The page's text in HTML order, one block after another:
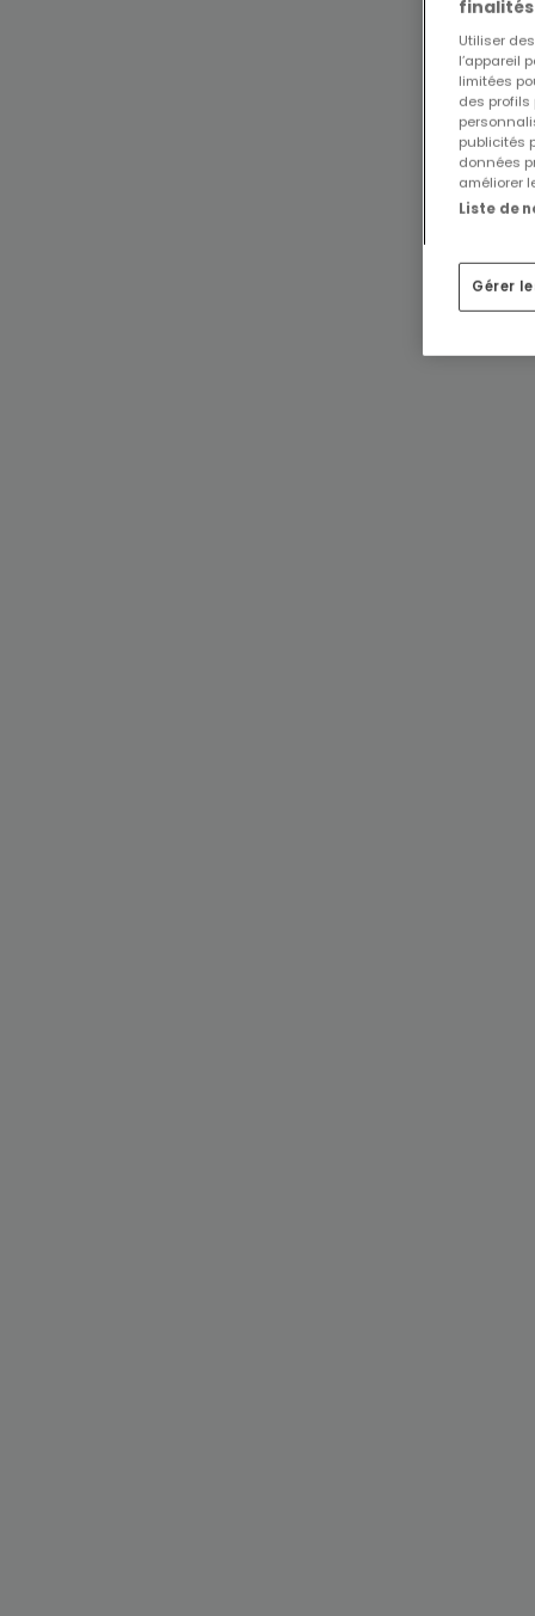
Utiliser
l’appareil
limitées
des
publicités
données
améliorer
Liste de
Gérer